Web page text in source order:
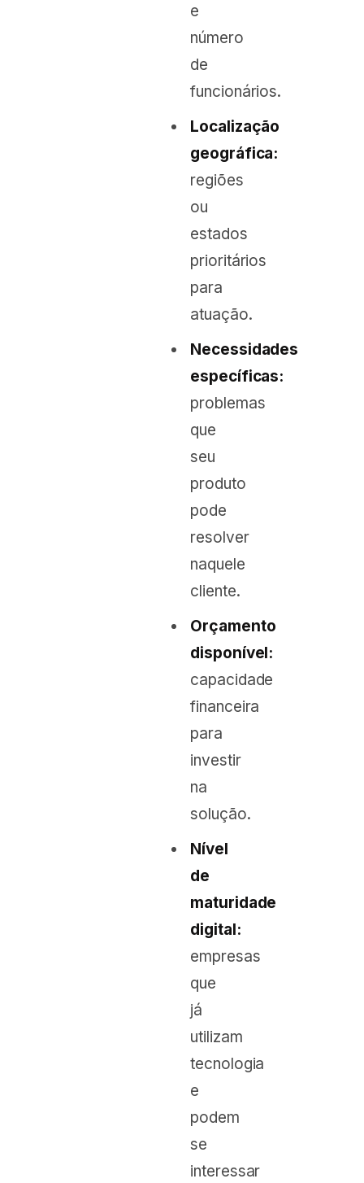
e
número
de
funcionários.
Localização
geográfica:
regiões
ou
estados
prioritários
para
atuação.
Necessidades
específicas:
problemas
que
seu
produto
pode
resolver
naquele
cliente.
Orçamento
disponível:
capacidade
financeira
para
investir
na
solução.
Nível
de
maturidade
digital:
empresas
que
já
utilizam
tecnologia
e
podem
se
interessar